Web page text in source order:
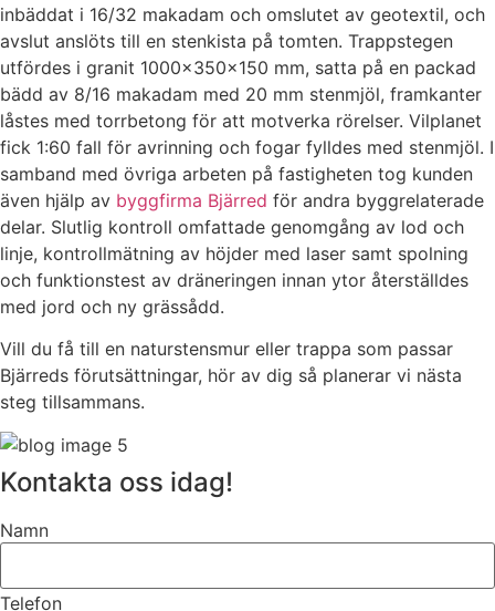
inbäddat i 16/32 makadam och omslutet av geotextil, och
avslut anslöts till en stenkista på tomten. Trappstegen
utfördes i granit 1000x350x150 mm, satta på en packad
bädd av 8/16 makadam med 20 mm stenmjöl, framkanter
låstes med torrbetong för att motverka rörelser. Vilplanet
fick 1:60 fall för avrinning och fogar fylldes med stenmjöl. I
samband med övriga arbeten på fastigheten tog kunden
även hjälp av byggfirma Bjärred för andra byggrelaterade
delar. Slutlig kontroll omfattade genomgång av lod och
linje, kontrollmätning av höjder med laser samt spolning
och funktionstest av dräneringen innan ytor återställdes
med jord och ny grässådd.
Vill du få till en naturstensmur eller trappa som passar
Bjärreds förutsättningar, hör av dig så planerar vi nästa
steg tillsammans.
Kontakta oss idag!
Namn
Telefon